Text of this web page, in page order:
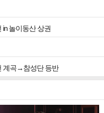
놀이동산 상권
계곡→참성단 등반